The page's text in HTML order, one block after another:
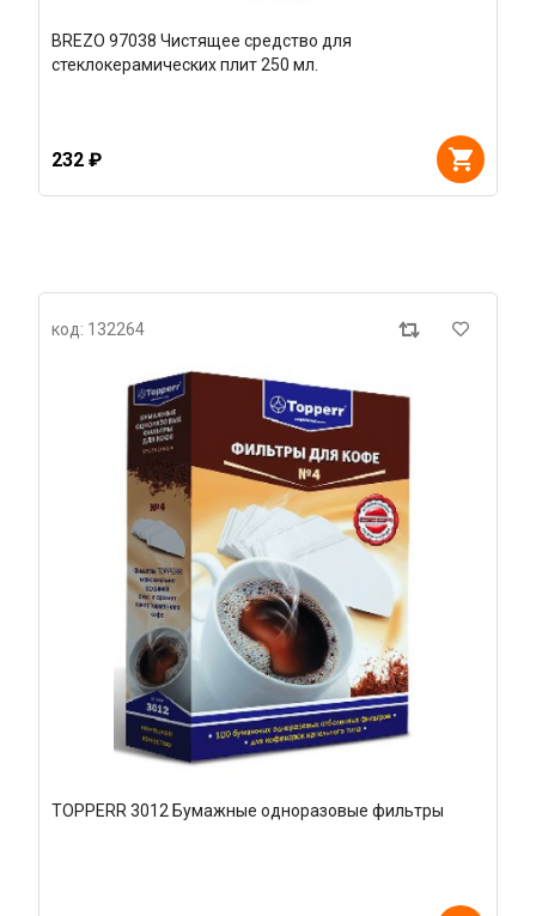
BREZO 97038 Чистящее средство для
стеклокерамических плит 250 мл.
232 ₽
код: 132264
TOPPERR 3012 Бумажные одноразовые фильтры